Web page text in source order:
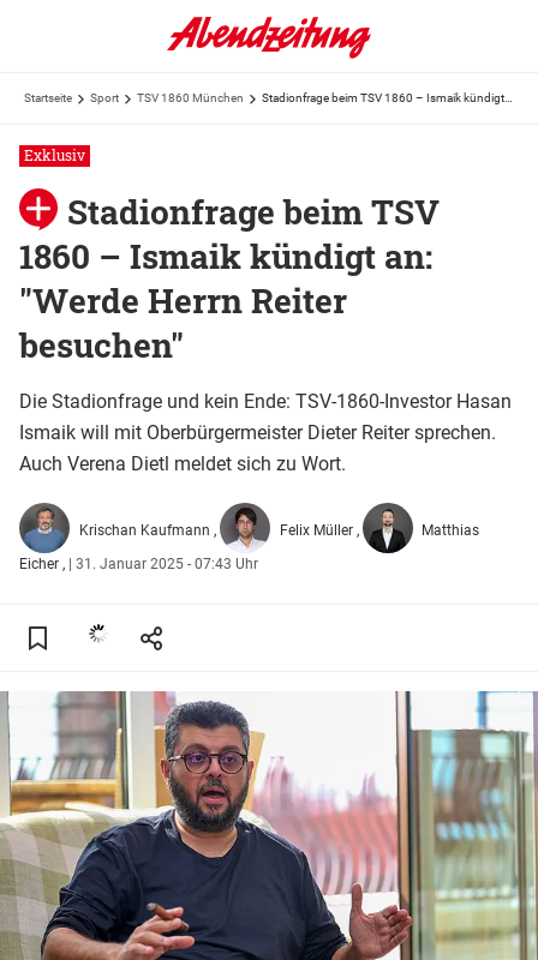
Startseite Sport TSV 1860 München
Exklusiv
Stadionfrage beim TSV
1860 – Ismaik kündigt an:
"Werde Herrn Reiter
besuchen"
Die Stadionfrage und kein Ende: TSV-1860-Investor Hasan
Ismaik will mit Oberbürgermeister Dieter Reiter sprechen.
Auch Verena Dietl meldet sich zu Wort.
Krischan Kaufmann Felix Müller Matthias
Eicher 31. Januar 2025 - 07:43 Uhr